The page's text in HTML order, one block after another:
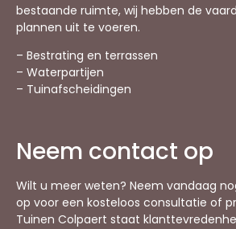
bestaande ruimte, wij hebben de
plannen uit te voeren.
– Bestrating en terrassen
– Waterpartijen
– Tuinafscheidingen
Neem contact op
Wilt u meer weten? Neem vandaag
op voor een kosteloos consultatie of
Tuinen Colpaert staat